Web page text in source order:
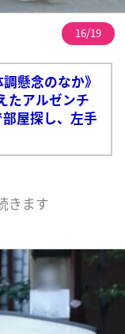
16/19
調懸念のなか》
たアルゼンチ
屋探し、左手
きます